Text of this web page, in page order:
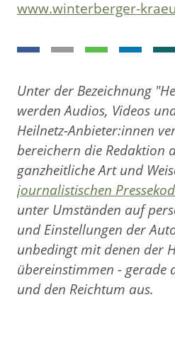
www.winterberger-
Unter der Bezeichnung
werden Audios, Videos
Heilnetz-Anbieter:innen
bereichern die Redaktion
ganzheitliche Art und
journalistischen
unter Umständen auf
und Einstellungen der
unbedingt mit denen der
übereinstimmen - gerade
und den Reichtum aus.